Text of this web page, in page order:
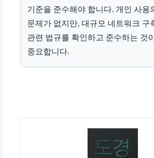
기준을 준수해야 합니다. 개인 사용
문제가 없지만, 대규모 네트워크 구
관련 법규를 확인하고 준수하는 것이
중요합니다.